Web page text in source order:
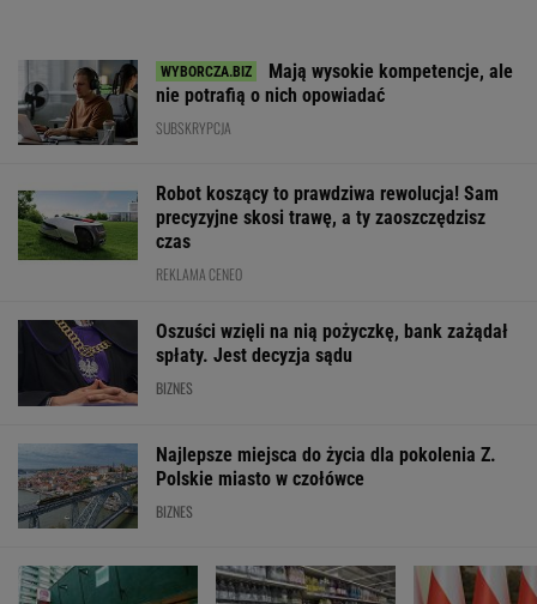
Mają wysokie kompetencje, ale
nie potrafią o nich opowiadać
SUBSKRYPCJA
Robot koszący to prawdziwa rewolucja! Sam
precyzyjne skosi trawę, a ty zaoszczędzisz
czas
REKLAMA CENEO
Oszuści wzięli na nią pożyczkę, bank zażądał
spłaty. Jest decyzja sądu
BIZNES
Najlepsze miejsca do życia dla pokolenia Z.
Polskie miasto w czołówce
BIZNES